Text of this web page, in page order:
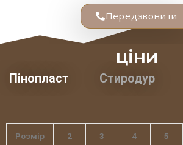
Передзвонити
ціни
Пінопласт Стиродур
Розмір
2
3
4
5